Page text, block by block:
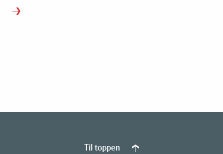
Til toppen